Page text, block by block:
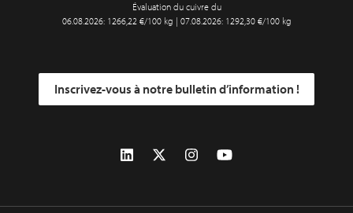
Évaluation du cuivre du
06.08.2026: 1266,22 €/100 kg | 07.08.2026: 1292,30 €/100 kg
Inscrivez-vous à notre bulletin d’information !